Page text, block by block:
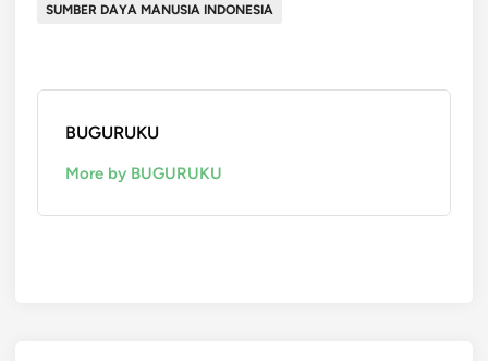
SUMBER DAYA MANUSIA INDONESIA
BUGURUKU
More by BUGURUKU